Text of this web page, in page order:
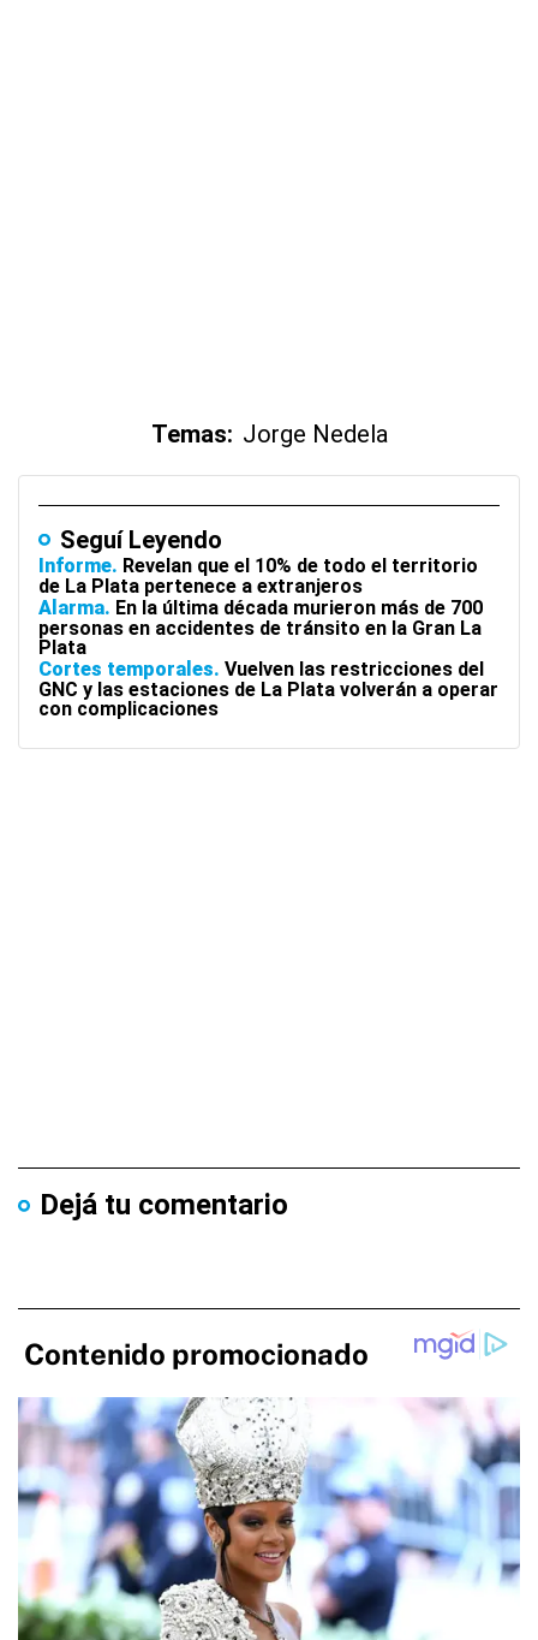
Temas: Jorge Nedela
Seguí Leyendo
Informe Revelan que el 10% de todo el territorio
de La Plata pertenece a extranjeros
Alarma En la última década murieron más de 700
personas en accidentes de tránsito en la Gran La
Plata
Cortes temporales Vuelven las restricciones del
GNC y las estaciones de La Plata volverán a operar
con complicaciones
Dejá tu comentario